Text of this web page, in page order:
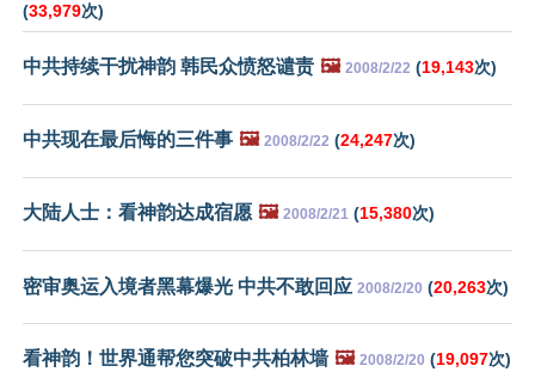
(33,979次)
中共持续干扰神韵 韩民众愤怒谴责 🖼️ 2008/2/22 (19,143次)
中共现在最后悔的三件事 🖼️ 2008/2/22 (24,247次)
大陆人士：看神韵达成宿愿 🖼️ 2008/2/21 (15,380次)
密审奥运入境者黑幕爆光 中共不敢回应 2008/2/20 (20,263次)
看神韵！世界通帮您突破中共柏林墙 🖼️ 2008/2/20 (19,097次)